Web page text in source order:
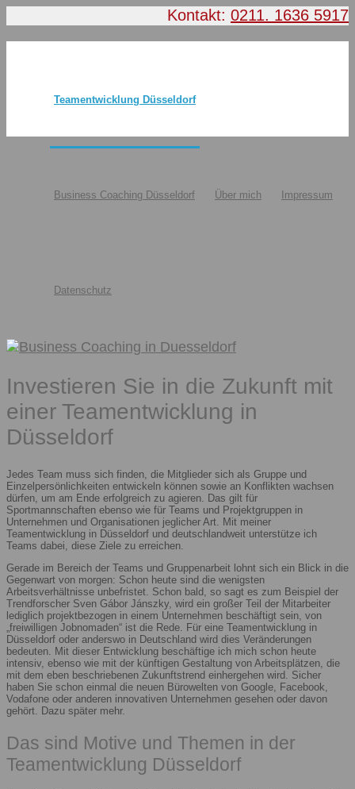
Kontakt: 0211. 1636 5917
Teamentwicklung Düsseldorf
Business Coaching Düsseldorf Über mich Impressum
Datenschutz
Investieren Sie in die Zukunft mit
einer Teamentwicklung in
Düsseldorf
Jedes Team muss sich finden, die Mitglieder sich als Gruppe und
Einzelpersönlichkeiten entwickeln können sowie an Konflikten wachsen
dürfen, um am Ende erfolgreich zu agieren. Das gilt für
Sportmannschaften ebenso wie für Teams und Projektgruppen in
Unternehmen und Organisationen jeglicher Art. Mit meiner
Teamentwicklung in Düsseldorf und deutschlandweit unterstütze ich
Teams dabei, diese Ziele zu erreichen.
Gerade im Bereich der Teams und Gruppenarbeit lohnt sich ein Blick in die
Gegenwart von morgen: Schon heute sind die wenigsten
Arbeitsverhältnisse unbefristet. Schon bald, so sagt es zum Beispiel der
Trendforscher Sven Gábor Jánszky, wird ein großer Teil der Mitarbeiter
lediglich projektbezogen in einem Unternehmen beschäftigt sein, von
„freiwilligen Jobnomaden“ ist die Rede. Für eine Teamentwicklung in
Düsseldorf oder anderswo in Deutschland wird dies Veränderungen
bedeuten. Mit dieser Entwicklung beschäftige ich mich schon heute
intensiv, ebenso wie mit der künftigen Gestaltung von Arbeitsplätzen, die
mit dem eben beschriebenen Zukunftstrend einhergehen wird. Sicher
haben Sie schon einmal die neuen Bürowelten von Google, Facebook,
Vodafone oder anderen innovativen Unternehmen gesehen oder davon
gehört. Dazu später mehr.
Das sind Motive und Themen in der
Teamentwicklung Düsseldorf